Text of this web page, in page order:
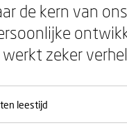
de kern van
zeker
leestijd